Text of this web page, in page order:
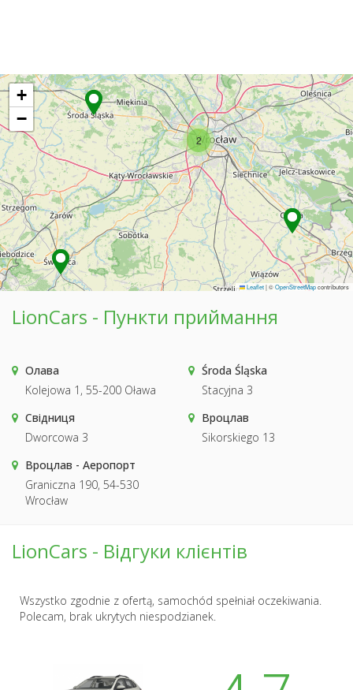
2
+
−
Leaflet|©OpenStreetMapcontributors
LionCars - Пункти приймання
Олава
Kolejowa 1, 55-200 Oława
Środa Śląska
Stacyjna 3
Свідниця
Dworcowa 3
Вроцлав
Sikorskiego 13
Вроцлав - Аеропорт
Graniczna 190, 54-530
Wrocław
LionCars - Відгуки клієнтів
Wszystko zgodnie z ofertą, samochód spełniał oczekiwania.
Polecam, brak ukrytych niespodzianek.